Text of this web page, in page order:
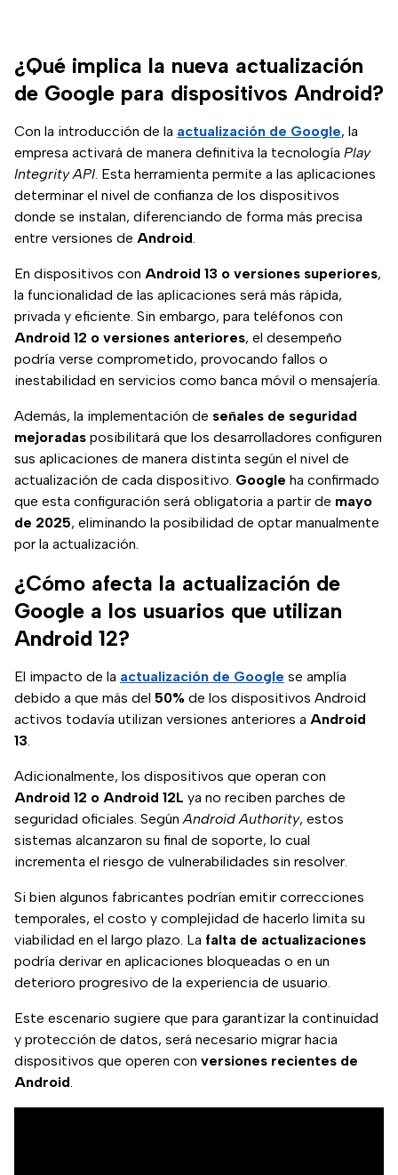
¿Qué implica la nueva actualización
de Google para dispositivos Android?
Con la introducción de la actualización de Google, la
empresa activará de manera definitiva la tecnología Play
Integrity API. Esta herramienta permite a las aplicaciones
determinar el nivel de confianza de los dispositivos
donde se instalan, diferenciando de forma más precisa
entre versiones de Android.
En dispositivos con Android 13 o versiones superiores,
la funcionalidad de las aplicaciones será más rápida,
privada y eficiente. Sin embargo, para teléfonos con
Android 12 o versiones anteriores, el desempeño
podría verse comprometido, provocando fallos o
inestabilidad en servicios como banca móvil o mensajería.
Además, la implementación de señales de seguridad
mejoradas posibilitará que los desarrolladores configuren
sus aplicaciones de manera distinta según el nivel de
actualización de cada dispositivo. Google ha confirmado
que esta configuración será obligatoria a partir de mayo
de 2025, eliminando la posibilidad de optar manualmente
por la actualización.
¿Cómo afecta la actualización de
Google a los usuarios que utilizan
Android 12?
El impacto de la actualización de Google se amplía
debido a que más del 50% de los dispositivos Android
activos todavía utilizan versiones anteriores a Android
13.
Adicionalmente, los dispositivos que operan con
Android 12 o Android 12L ya no reciben parches de
seguridad oficiales. SegúnAndroid Authority, estos
sistemas alcanzaron su final de soporte, lo cual
incrementa el riesgo de vulnerabilidades sin resolver.
Si bien algunos fabricantes podrían emitir correcciones
temporales, el costo y complejidad de hacerlo limita su
viabilidad en el largo plazo. La falta de actualizaciones
podría derivar en aplicaciones bloqueadas o en un
deterioro progresivo de la experiencia de usuario.
Este escenario sugiere que para garantizar la continuidad
y protección de datos, será necesario migrar hacia
dispositivos que operen con versiones recientes de
Android.